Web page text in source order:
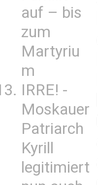
auf – bis
zum
Martyriu
m
IRRE! -
Moskauer
Patriarch
Kyrill
legitimiert